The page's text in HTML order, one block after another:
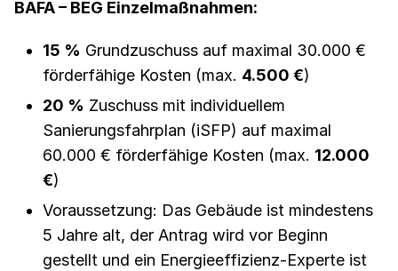
BAFA – BEG Einzelmaßnahmen:
15 % Grundzuschuss auf maximal 30.000 €
förderfähige Kosten (max. 4.500 €)
20 % Zuschuss mit individuellem
Sanierungsfahrplan (iSFP) auf maximal
60.000 € förderfähige Kosten (max. 12.000
€)
Voraussetzung: Das Gebäude ist mindestens
5 Jahre alt, der Antrag wird vor Beginn
gestellt und ein Energieeffizienz-Experte ist